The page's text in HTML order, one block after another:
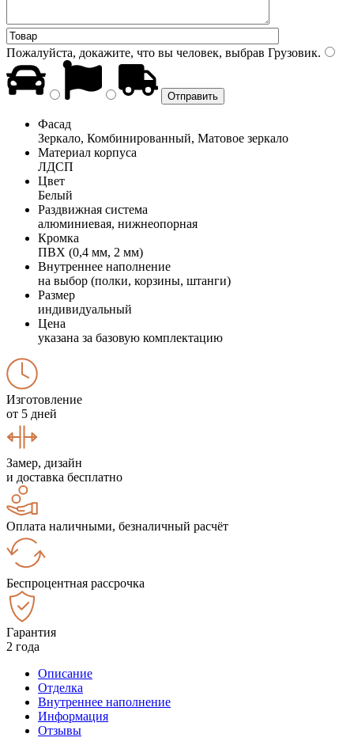
Пожалуйста, докажите, что вы человек, выбрав Грузовик.
Фасад
Зеркало, Комбинированный, Матовое зеркало
Материал корпуса
ЛДСП
Цвет
Белый
Раздвижная система
алюминиевая, нижнеопорная
Кромка
ПВХ (0,4 мм, 2 мм)
Внутреннее наполнение
на выбор (полки, корзины, штанги)
Размер
индивидуальный
Цена
указана за базовую комплектацию
Изготовление
от 5 дней
Замер, дизайн
и доставка бесплатно
Оплата наличными, безналичный расчёт
Беспроцентная рассрочка
Гарантия
2 года
Описание
Отделка
Внутреннее наполнение
Информация
Отзывы